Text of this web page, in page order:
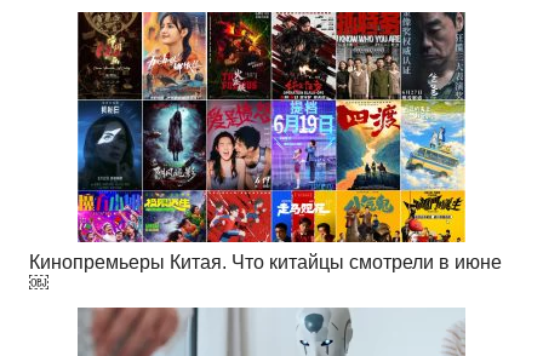
Кинопремьеры Китая. Что китайцы смотрели в июне
￼